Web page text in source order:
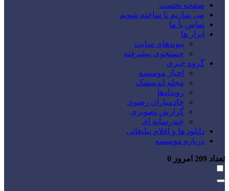
صفحه نخست
می سازیم تا ساخته شویم
تماس با ما
ابزار ها
پیوندهای سایت
جستجوی پیشرفته
گروه خبری
اخبار موسسه
مجله اندیمشک
رویدادها
خادمیاران رضوی
گزارش تصویری
چندرسانه ای
دانلود ها و اقلام تبلیغاتی
درباره موسسه
تعداد امروز 0